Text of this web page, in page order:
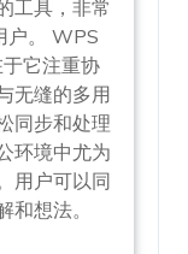
工具，非常
户。 WPS
它注重协
无缝的多用
同步和处理
环境中尤为
用户可以同
想法。